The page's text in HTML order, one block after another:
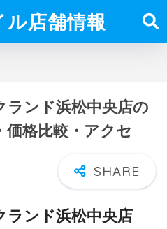
ル店舗情報
ンド浜松中央店の
価格比較・アクセ
ンド浜松中央店